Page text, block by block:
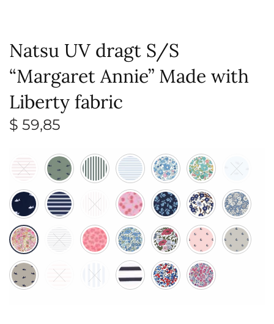
Natsu UV dragt S/S
“Margaret Annie” Made with
Liberty fabric
$ 59,85